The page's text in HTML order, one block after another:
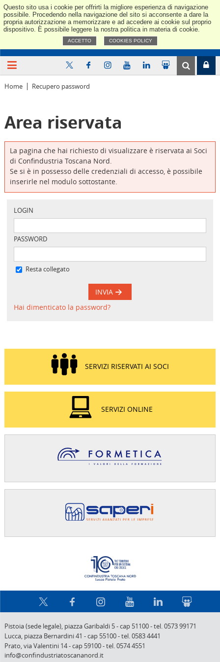
Questo sito usa i cookie per offrirti la migliore esperienza di navigazione
possibile. Procedendo nella navigazione del sito si acconsente a dare la
propria autorizzazione a memorizzare e ad accedere ai cookie sul proprio
dispositivo. È possibile leggere la nostra politica in materia di cookie.
ACCETTO COOKIES POLICY
Home Recupero password
Area riservata
La pagina che hai richiesto di visualizzare è riservata ai Soci
di Confindustria Toscana Nord.
Se si è in possesso delle credenziali di accesso, è possibile
inserirle nel modulo sottostante.
LOGIN
PASSWORD
Resta collegato
INVIA
Hai dimenticato la password?
SERVIZI RISERVATI AI SOCI
SERVIZI ONLINE
Pistoia (sede legale), piazza Garibaldi 5-cap 51100-tel. 0573 99171
Lucca, piazza Bernardini 41 -cap 55100-tel. 0583 4441
Prato,via Valentini 14-cap 59100-tel. 0574 4551
info@confindustriatoscananord.it